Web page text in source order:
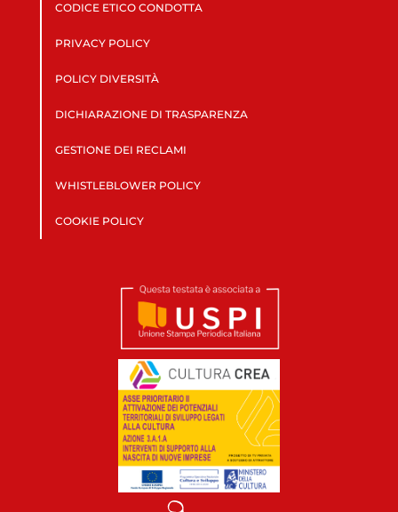
CODICE ETICO CONDOTTA
PRIVACY POLICY
POLICY DIVERSITÀ
DICHIARAZIONE DI TRASPARENZA
GESTIONE DEI RECLAMI
WHISTLEBLOWER POLICY
COOKIE POLICY